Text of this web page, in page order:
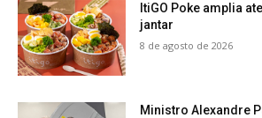
ItiGO Poke amplia
jantar
8 de agosto de 2026
Ministro Alexandre